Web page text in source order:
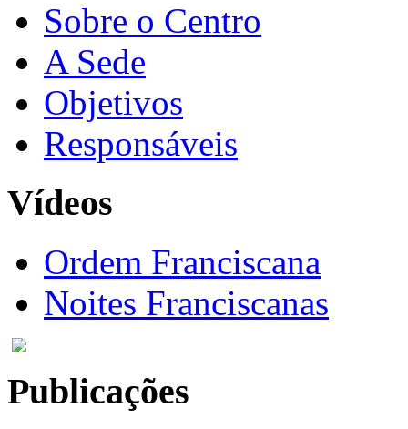
Sobre o Centro
A Sede
Objetivos
Responsáveis
Vídeos
Ordem Franciscana
Noites Franciscanas
Publicações